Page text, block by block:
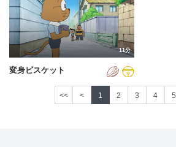
11分
変身ビスケット
<< < 1 2 3 4 5